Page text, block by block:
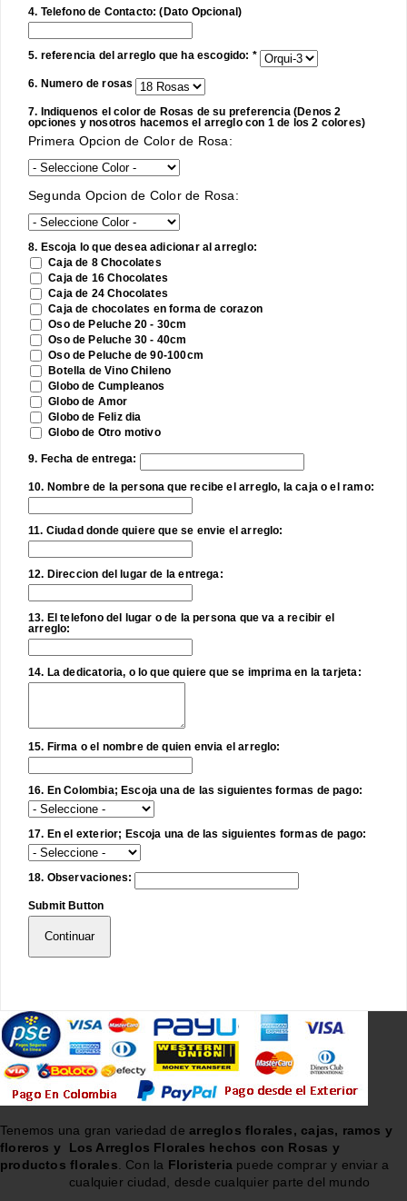
4. Telefono de Contacto: (Dato Opcional)
5. referencia del arreglo que ha escogido: *
6. Numero de rosas
7. Indiquenos el color de Rosas de su preferencia (Denos 2
opciones y nosotros hacemos el arreglo con 1 de los 2 colores)
Primera Opcion de Color de Rosa:
Segunda Opcion de Color de Rosa:
8. Escoja lo que desea adicionar al arreglo:
Caja de 8 Chocolates
Caja de 16 Chocolates
Caja de 24 Chocolates
Caja de chocolates en forma de corazon
Oso de Peluche 20 - 30cm
Oso de Peluche 30 - 40cm
Oso de Peluche de 90-100cm
Botella de Vino Chileno
Globo de Cumpleanos
Globo de Amor
Globo de Feliz dia
Globo de Otro motivo
9. Fecha de entrega:
10. Nombre de la persona que recibe el arreglo, la caja o el ramo:
11. Ciudad donde quiere que se envie el arreglo:
12. Direccion del lugar de la entrega:
13. El telefono del lugar o de la persona que va a recibir el
arreglo:
14. La dedicatoria, o lo que quiere que se imprima en la tarjeta:
15. Firma o el nombre de quien envia el arreglo:
16. En Colombia; Escoja una de las siguientes formas de pago:
17. En el exterior; Escoja una de las siguientes formas de pago:
18. Observaciones:
Submit Button
Continuar
Tenemos una gran variedad dearreglos florales, cajas, ramos y
floreros y
Los Arreglos Florales hechos con Rosas y
productos florales . Con la Floristeria puede comprar y enviar a
cualquier ciudad, desde cualquier parte del mundo